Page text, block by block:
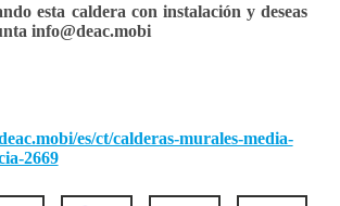
esta caldera con instalación y deseas
info@deac.mobi
es/ct/calderas-murales-media-
2669